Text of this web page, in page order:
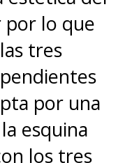
por lo que
tres
por una
esquina
los tres